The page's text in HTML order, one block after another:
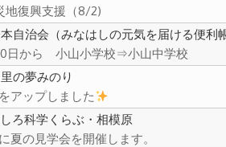
地復興支援（8/2)
自治会（みなはしの元気を届ける便利帳
日から 小山小学校⇒小山中学校
の夢みのり
アップしました
ろ科学くらぶ・相模原
夏の見学会を開催します。